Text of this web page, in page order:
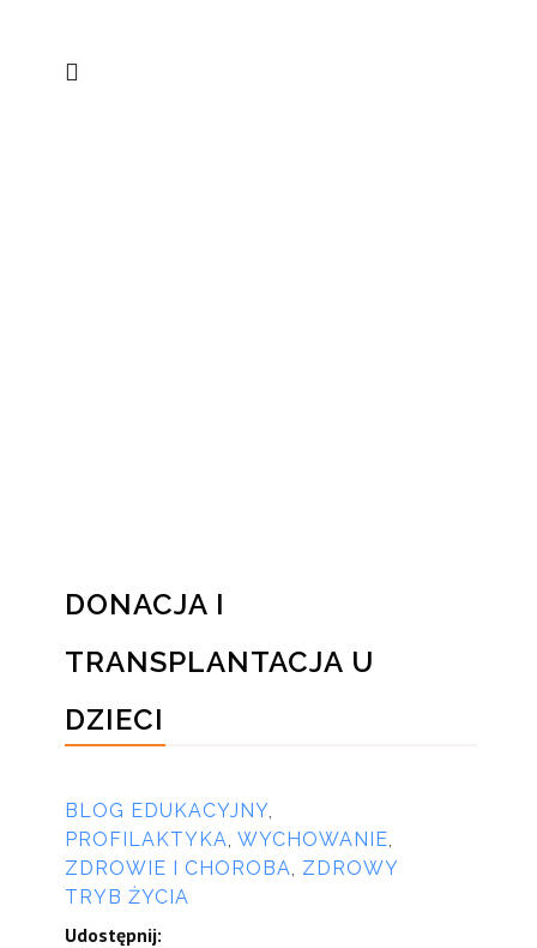
DONACJA I
TRANSPLANTACJA U
DZIECI
BLOG EDUKACYJNY,
PROFILAKTYKA, WYCHOWANIE,
ZDROWIE I CHOROBA, ZDROWY
TRYB ŻYCIA
Udostępnij: